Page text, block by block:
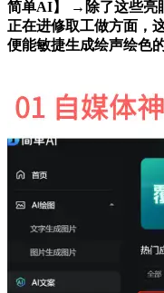
简单AI】 →除了这些亮
正在进修取工做方面，
便能敏捷生成绘声绘色